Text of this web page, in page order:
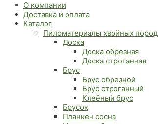
О компании
Доставка и оплата
Каталог
Пиломатериалы хвойных пород
Доска
Доска обрезная
Доска строганная
Брус
Брус обрезной
Брус строганный
Клеёный брус
Брусок
Планкен сосна